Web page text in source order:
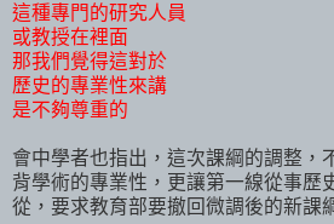
這種專門的研究人員
或教授在裡面
那我們覺得這對於
歷史的專業性來講
是不夠尊重的
會中學者也指出，這次課綱的調整，
背學術的專業性，更讓第一線從事歷
從，要求教育部要撤回微調後的新課